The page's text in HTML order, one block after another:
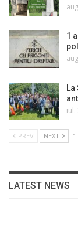
1
iul.
PREV NEXT
LATEST NEWS